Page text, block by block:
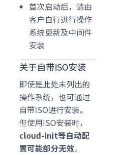
首次启动后，请由
客户自行进行操作
系统更新及中间件
安装
关于自带ISO安装
即使是此处未列出的
操作系统，也可通过
自带ISO进行安装。
但使用ISO安装时，
cloud-init等自动配
置可能部分无效。